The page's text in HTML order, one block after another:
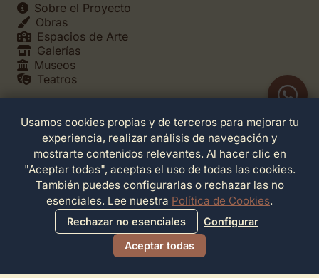
Sobre el Proyecto
Obras
Espacios de Arte
Galerías
Museos
Teatros
Legales
Política de Privacidad
Política de Cookies
Configuración de Cookies
Términos de Servicio
Contacto
Usamos cookies propias y de terceros para mejorar tu
experiencia, realizar análisis de navegación y
mostrarte contenidos relevantes. Al hacer clic en
"Aceptar todas", aceptas el uso de todas las cookies.
También puedes configurarlas o rechazar las no
esenciales. Lee nuestra Política de Cookies.
Rechazar no esenciales
Configurar
Aceptar todas